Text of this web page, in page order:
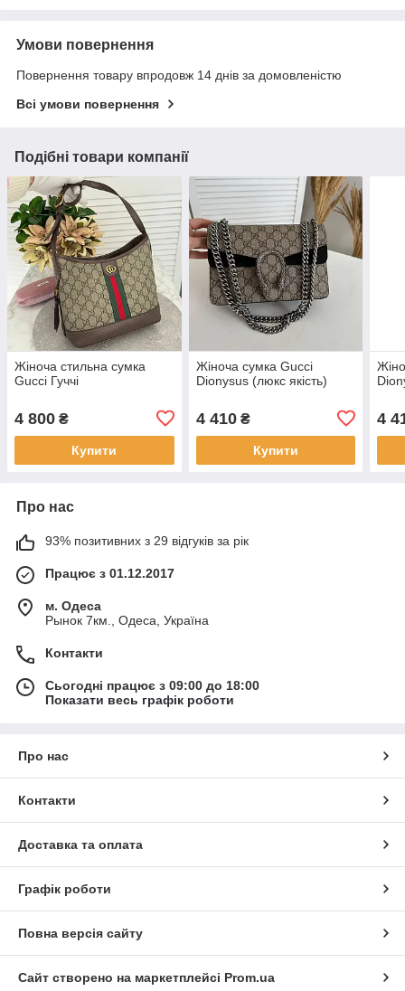
Умови повернення
Повернення товару впродовж 14 днів за домовленістю
Всі умови повернення
Подібні товари компанії
Жіноча стильна сумка
Gucci Гуччі
4 800 ₴
Купити
Жіноча сумка Gucci
Dionysus (люкс якість)
4 410₴
Купити
4
Про нас
93% позитивних з 29 відгуків за рік
Працює з 01.12.2017
м. Одеса
Рынок 7км., Одеса, Україна
Контакти
Сьогодні працює з 09:00 до 18:00
Показати весь графік роботи
Про нас
Контакти
Доставка та оплата
Графік роботи
Повна версія сайту
Сайт створено на маркетплейсі Prom.ua